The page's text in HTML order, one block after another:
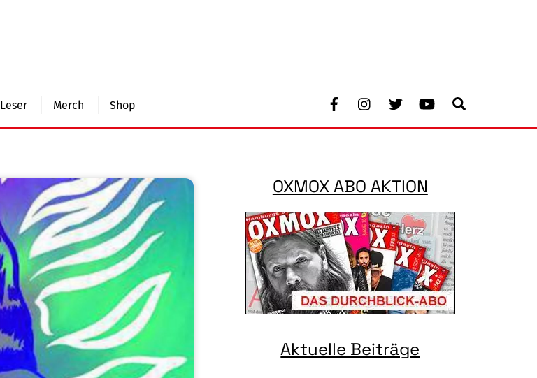
Facebook Youtube
Leser Merch Shop
OXMOX ABO AKTION
Aktuelle Beiträge